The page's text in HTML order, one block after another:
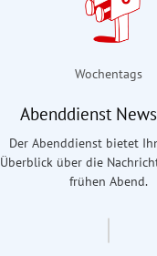
Wochentags
Abenddienst
Der Abenddienst bietet
Überblick über die
frühen Abend.